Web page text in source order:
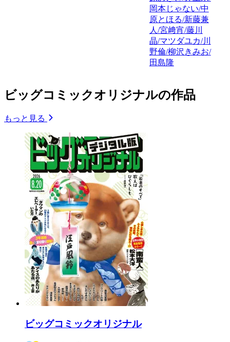
岡本じゃない/中
原とほる/新藤兼
人/宮﨑宵/藤川
晶/マツダユカ/川
野倫/柳沢きみお/
田島隆
ビッグコミックオリジナルの作品
もっと見る
ビッグコミックオリジナル